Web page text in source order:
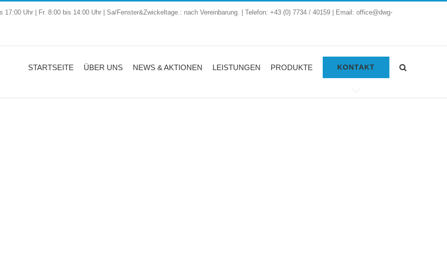
17:00 Uhr | Fr. 8:00 bis 14:00 Uhr | Sa/Fenster&Zwickeltage.: nach Vereinbarung. | Telefon: +43 (0) 7734 / 40159 | Email: office@dwg-
STARTSEITE ÜBER UNS NEWS & AKTIONEN LEISTUNGEN PRODUKTE KONTAKT